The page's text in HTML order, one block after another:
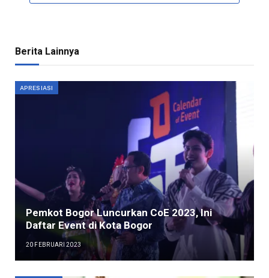
Berita Lainnya
APRESIASI
Pemkot Bogor Luncurkan CoE 2023, Ini
Daftar Event di Kota Bogor
20 FEBRUARI 2023